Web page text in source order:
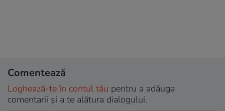
Comentează
Loghează-te în contul tău pentru a adăuga
comentarii și a te alătura dialogului.